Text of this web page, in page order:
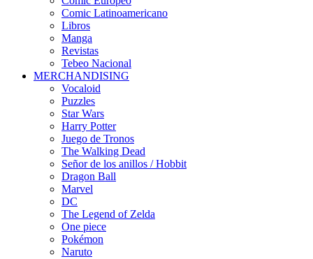
Comic Latinoamericano
Libros
Manga
Revistas
Tebeo Nacional
MERCHANDISING
Vocaloid
Puzzles
Star Wars
Harry Potter
Juego de Tronos
The Walking Dead
Señor de los anillos / Hobbit
Dragon Ball
Marvel
DC
The Legend of Zelda
One piece
Pokémon
Naruto